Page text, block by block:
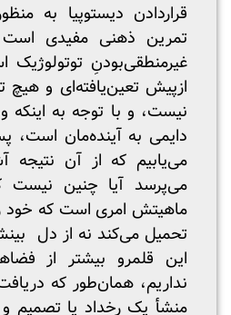
قراردادن دیستوپیا به
تمرین ذهنی مفیدی
غیرمنطقی‌بودنِ
ازپیش تعین‌یافته‌ای و هیچ
نیست، و با توجه به اینکه
دايمی به آینده‌مان است،
می‌یابیم که از آن نتیجه
می‌پرسد آیا چنین نیست
ماهیتش امری است که خود
این قلمرو بیشتر از
نداریم، همان‌طور که
منشأ یک رخداد یا تصمیم